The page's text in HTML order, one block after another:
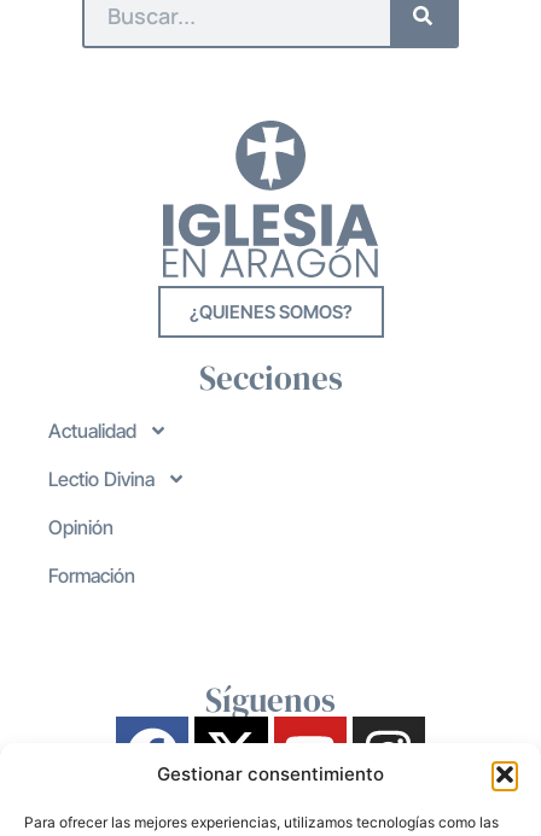
Gestionar consentimiento
Para ofrecer las mejores experiencias, utilizamos tecnologías como las
¿QUIENES SOMOS?
Secciones
Actualidad
Lectio Divina
Opinión
Formación
Síguenos